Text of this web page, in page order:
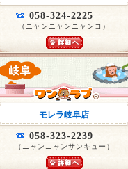
058-324-2225
（ニャンニャンニャンコ）
モレラ岐阜店
058-323-2239
（ニャンニャンサンキュー）